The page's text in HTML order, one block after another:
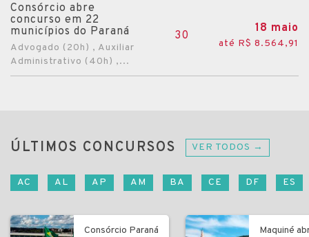
Consórcio abre
concurso em 22
municípios do Paraná
Advogado (20h) , Auxiliar
Administrativo (40h) ,...
30
18 maio
até R$ 8.564,91
ÚLTIMOS CONCURSOS VER TODOS →
AC AL AP AM BA CE DF ES
Consórcio Paraná
Maquiné